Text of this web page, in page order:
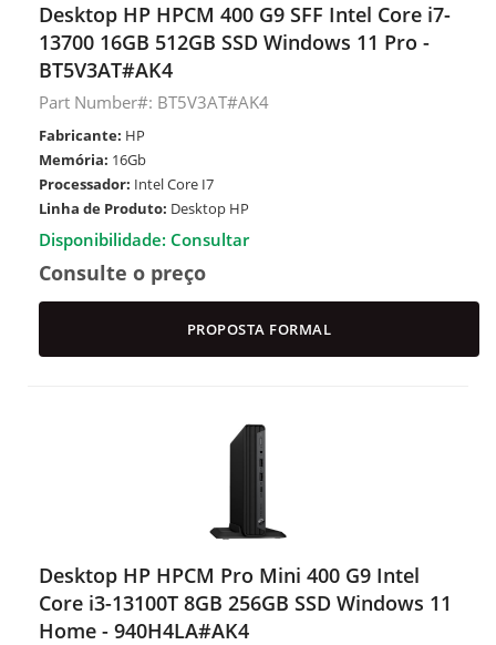
Desktop HP HPCM 400 G9 SFF Intel Core i7-
13700 16GB 512GB SSD Windows 11 Pro -
BT5V3AT#AK4
Part Number#: BT5V3AT#AK4
Fabricante: HP
Memória: 16Gb
Processador: Intel Core I7
Linha de Produto: Desktop HP
Disponibilidade: Consultar
Consulte o preço
PROPOSTA FORMAL
Desktop HP HPCM Pro Mini 400 G9 Intel
Core i3-13100T 8GB 256GB SSD Windows 11
Home - 940H4LA#AK4